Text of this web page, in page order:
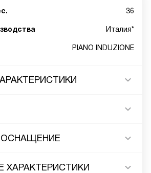
36
Италия*
PIANO INDUZIONE
ХАРАКТЕРИСТИКИ